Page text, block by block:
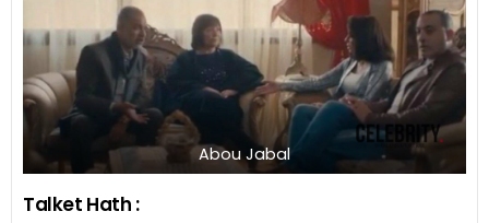
Abou Jabal
Talket Hath :